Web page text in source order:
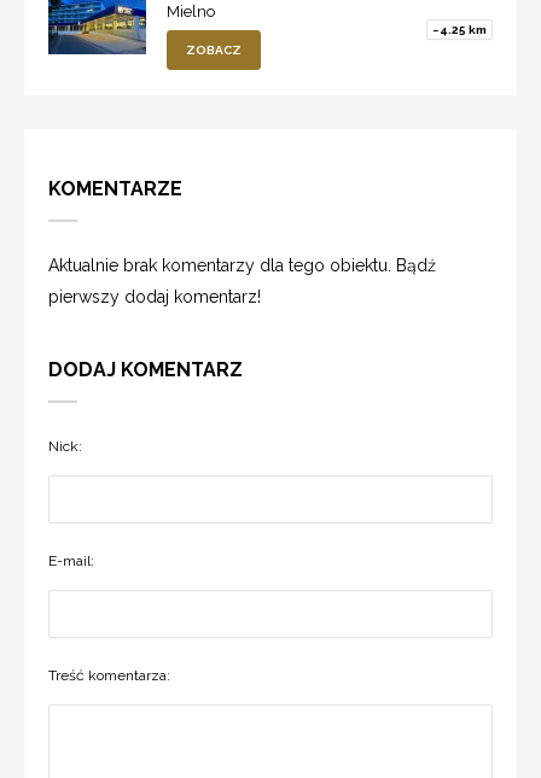
Mielno
~4.25 km
ZOBACZ
KOMENTARZE
Aktualnie brak komentarzy dla tego obiektu. Bądź
pierwszy dodaj komentarz!
DODAJ KOMENTARZ
Nick:
E-mail:
Treść komentarza: